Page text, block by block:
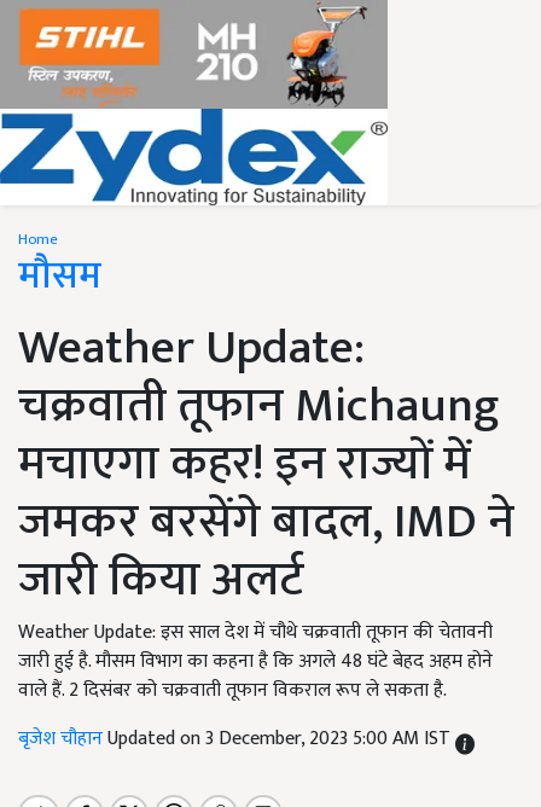
Home
मौसम
Weather Update:
चक्रवाती तूफान Michaung
मचाएगा कहर! इन राज्यों में
जमकर बरसेंगे बादल, IMD ने
जारी किया अलर्ट
Weather Update: इस साल देश में चौथे चक्रवाती तूफान की चेतावनी
जारी हुई है. मौसम विभाग का कहना है कि अगले 48 घंटे बेहद अहम होने
वाले हैं. 2 दिसंबर को चक्रवाती तूफान विकराल रूप ले सकता है.
बृजेश चौहानUpdated on 3 December, 2023 5:00 AM IST